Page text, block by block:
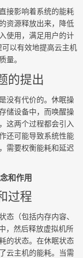
接影响着系统的能耗
资源释放出来，降低
使用，满足用户的计
以有效地提高云主机
量。
的提出
没有代价的。休眠操
储设备中，而唤醒操
这两个过程都会引入
还可能导致系统性能
需要权衡能耗和延迟
和作用
过程
态（包括内存内容、
，然后释放虚拟机所
的状态。在休眠状态
云主机的能耗。当需